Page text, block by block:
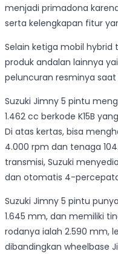
menjadi primadona
serta kelengkapan fitur
Selain ketiga mobil hybrid
produk andalan lainnya
peluncuran resminya saat
Suzuki Jimny 5 pintu
1.462 cc berkode K15B
Di atas kertas, bisa
4.000 rpm dan tenaga
transmisi, Suzuki
dan otomatis 4-
Suzuki Jimny 5 pintu
1.645 mm, dan memiliki
rodanya ialah 2.590 mm,
dibandingkan wheelbase